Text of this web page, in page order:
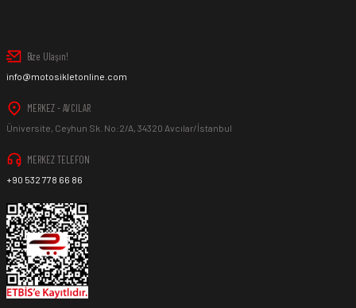
Bize Ulaşın!
info@motosikletonline.com
MERKEZ - AVCILAR
Üniversite, Ceyhun Sk. No:2/A, 34320 Avcılar/İstanbul
MERKEZ TELEFON
+90 532 778 66 86